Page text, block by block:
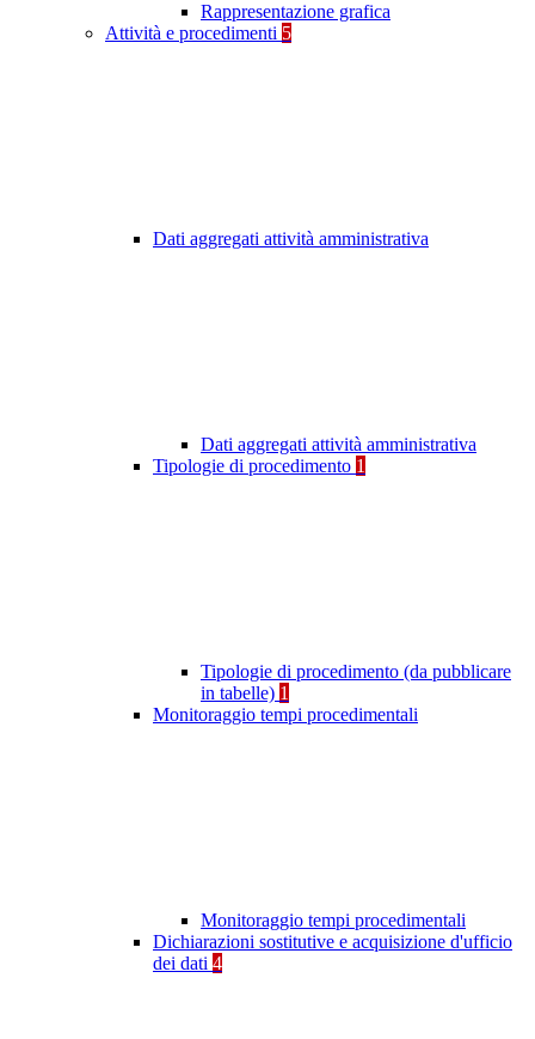
Rappresentazione grafica
Attività e procedimenti 5
Dati aggregati attività amministrativa
Dati aggregati attività amministrativa
Tipologie di procedimento 1
Tipologie di procedimento (da pubblicare
in tabelle) 1
Monitoraggio tempi procedimentali
Monitoraggio tempi procedimentali
Dichiarazioni sostitutive e acquisizione d'ufficio
dei dati 4